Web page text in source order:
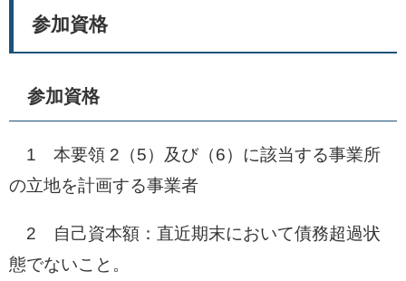
参加資格
参加資格
1 本要領 2（5）及び（6）に該当する事業所
の立地を計画する事業者
2 自己資本額：直近期末において債務超過状
態でないこと。